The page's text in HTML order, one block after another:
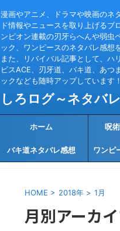
漫画やアニメ、ドラマや映画のネ
ド情報やニュースを取り上げるブ
ンピオン連載の刃牙らへんや弱虫
ック、ワンピースのネタバレ感想
また、リバイバル記事として、ハ
ビスACE、刃牙道、バキ道、あつ
ックなども随時アップしています！
しろログ～ネタバ
ホーム 呪
バキ道ネタバレ感想 ワンピ
HOME > 2018年 > 1月
月別アーカ